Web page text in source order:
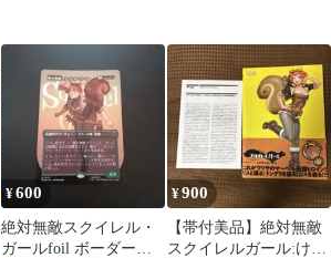
¥600
絶対無敵スクイレル・
ガールfoil ボーダーレ
¥900
【帯付美品】絶対無敵
スクイレルガール:けも